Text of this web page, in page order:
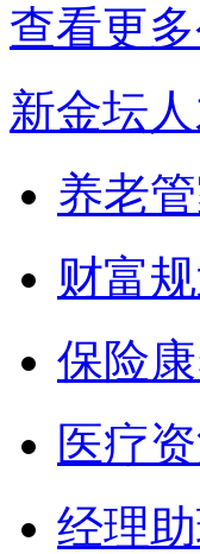
查看更
新金坛
养老
财富
保险
医疗
经理